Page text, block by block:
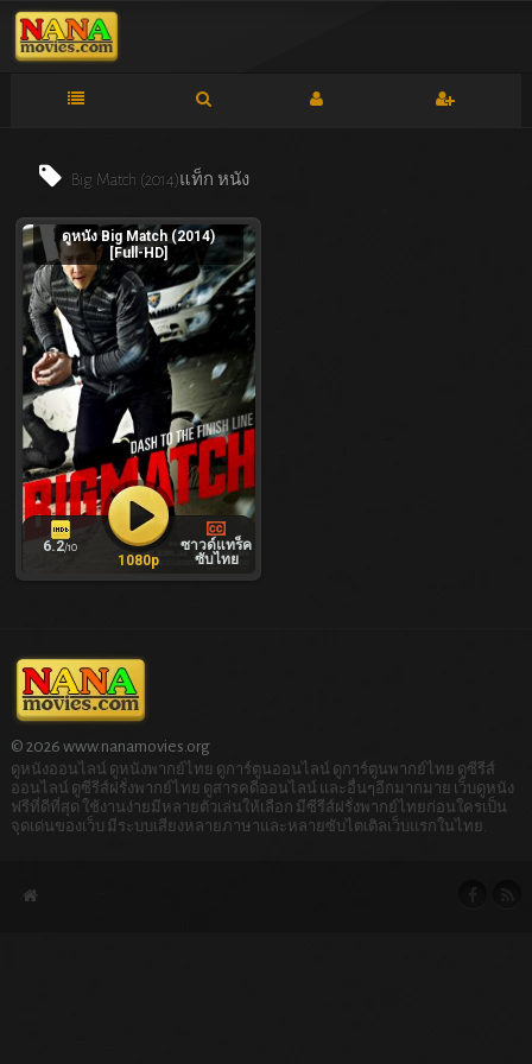
Big Match (2014)แท็ก หนัง
ดูหนัง Big Match (2014)
[Full-HD]
6.2/10
ซาวด์แทร็ค
ซับไทย
1080p
© 2026 www.nanamovies.org
ดูหนังออนไลน์ ดูหนังพากย์ไทย ดูการ์ตูนออนไลน์ ดูการ์ตูนพากย์ไทย ดูซีรีส์
ออนไลน์ ดูซีรีส์ฝรั่งพากย์ไทย ดูสารคดีออนไลน์ และอื่นๆอีกมากมาย เว็บดูหนัง
ฟรีที่ดีที่สุด ใช้งานง่ายมีหลายตัวเล่นให้เลือก มีซีรีส์ฝรั่งพากย์ไทยก่อนใครเป็น
จุดเด่นของเว็บ มีระบบเสียงหลายภาษาและหลายซับไตเติลเว็บแรกในไทย.